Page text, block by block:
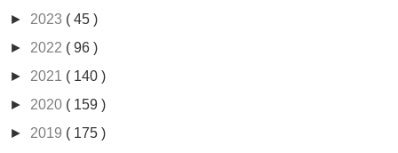
► 2023 ( 45 )
► 2022 ( 96 )
► 2021 ( 140 )
► 2020 ( 159 )
► 2019 ( 175 )